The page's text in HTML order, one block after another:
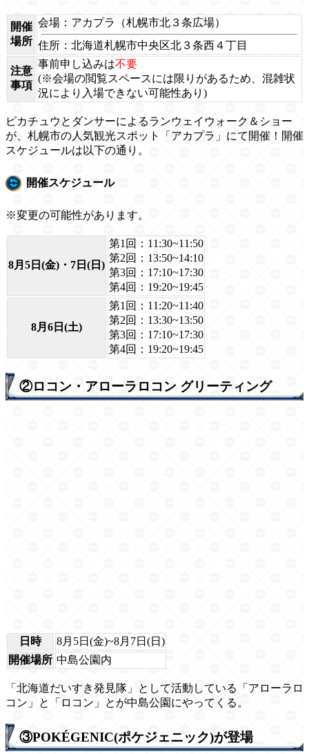
開催
場所
会場：アカプラ（札幌市北３条広場）
住所：北海道札幌市中央区北３条西４丁目
注意
事項
事前申し込みは不要
(※会場の閲覧スペースには限りがあるため、混雑状
況により入場できない可能性あり)
ピカチュウとダンサーによるランウェイウォーク＆ショー
が、札幌市の人気観光スポット「アカプラ」にて開催！開催
スケジュールは以下の通り。
開催スケジュール
※変更の可能性があります。
8月5日(金)・7日(日)
第1回：11:30~11:50
第2回：13:50~14:10
第3回：17:10~17:30
第4回：19:20~19:45
8月6日(土)
第1回：11:20~11:40
第2回：13:30~13:50
第3回：17:10~17:30
第4回：19:20~19:45
②ロコン・アローラロコン グリーティング
日時
8月5日(金)~8月7日(日)
開催場所 中島公園内
「北海道だいすき発見隊」として活動している「アローラロ
コン」と「ロコン」とが中島公園にやってくる。
③POKÉGENIC(ポケジェニック)が登場